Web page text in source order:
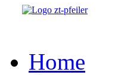
Home